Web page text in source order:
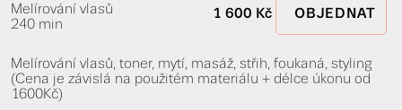
Melírování vlasů
240 min
1 600 Kč OBJEDNAT
Melírování vlasů, toner, mytí, masáž, střih, foukaná, styling
(Cena je závislá na použitém materiálu + délce úkonu od
1600Kč)